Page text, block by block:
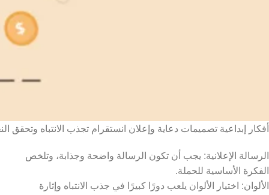
أفكار إبداعية تصميمات دعاية وإعلان انستقرام تجذب الانتباه وتحقق
الرسالة الإعلانية: يجب أن تكون الرسالة واضحة وجذابة، وتلخص
الفكرة الأساسية للحملة.
الألوان: اختيار الألوان يلعب دورًا كبيرًا في جذب الانتباه وإثارة